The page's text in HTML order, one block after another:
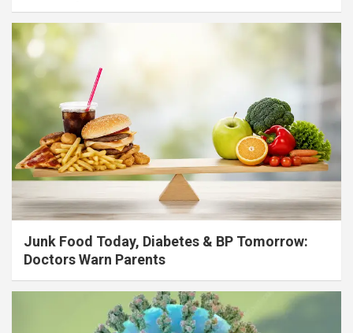
Junk Food Today, Diabetes & BP Tomorrow:
Doctors Warn Parents